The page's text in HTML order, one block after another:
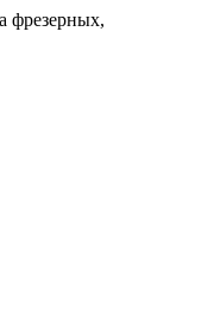
фрезерных,